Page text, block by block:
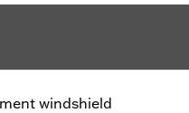
windshield